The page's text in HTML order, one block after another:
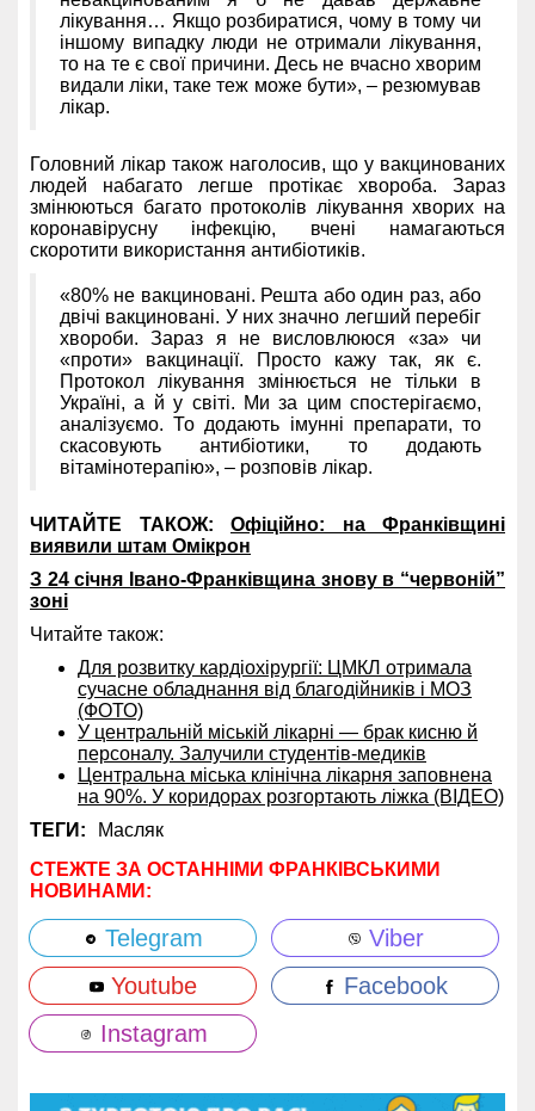
лікування… Якщо розбиратися, чому в тому чи
іншому випадку люди не отримали лікування,
то на те є свої причини. Десь не вчасно хворим
видали ліки, таке теж може бути», – резюмував
лікар.
Головний лікар також наголосив, що у вакцинованих
людей набагато легше протікає хвороба. Зараз
змінюються багато протоколів лікування хворих на
коронавірусну інфекцію, вчені намагаються
скоротити використання антибіотиків.
«80% не вакциновані. Решта або один раз, або
двічі вакциновані. У них значно легший перебіг
хвороби. Зараз я не висловлююся «за» чи
«проти» вакцинації. Просто кажу так, як є.
Протокол лікування змінюється не тільки в
Україні, а й у світі. Ми за цим спостерігаємо,
аналізуємо. То додають імунні препарати, то
скасовують антибіотики, то додають
вітамінотерапію», – розповів лікар.
ЧИТАЙТЕ ТАКОЖ: Офіційно: на Франківщині
виявили штам Омікрон
З 24 січня Івано-Франківщина знову в “червоній”
зоні
Читайте також:
Для розвитку кардіохірургії: ЦМКЛ отримала
сучасне обладнання від благодійників і МОЗ
(ФОТО)
У центральній міській лікарні — брак кисню й
персоналу. Залучили студентів-медиків
Центральна міська клінічна лікарня заповнена
на 90%. У коридорах розгортають ліжка (ВІДЕО)
ТЕГИ:
Масляк
СТЕЖТЕ ЗА ОСТАННІМИ ФРАНКІВСЬКИМИ
НОВИНАМИ:
Telegram
Viber
Youtube
Facebook
Instagram